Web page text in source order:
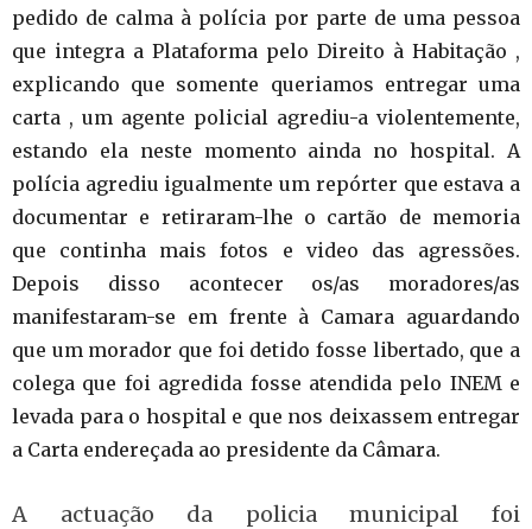
pedido de calma à polícia por parte de uma pessoa
que integra a Plataforma pelo Direito à Habitação ,
explicando que somente queriamos entregar uma
carta , um agente policial agrediu-a violentemente,
estando ela neste momento ainda no hospital. A
polícia agrediu igualmente um repórter que estava a
documentar e retiraram-lhe o cartão de memoria
que continha mais fotos e video das agressões.
Depois disso acontecer os/as moradores/as
manifestaram-se em frente à Camara aguardando
que um morador que foi detido fosse libertado, que a
colega que foi agredida fosse atendida pelo INEM e
levada para o hospital e que nos deixassem entregar
a Carta endereçada ao presidente da Câmara.
A actuação da policia municipal foi